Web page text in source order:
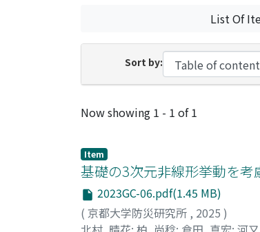
List Of
Sort by:
Recent Submissions
Now showing 1 - 1 of 1
Item
基礎の3次元非線形挙動を
2023GC-06.pdf(1.45 MB)
( 京都大学防災研究所 , 2025 )